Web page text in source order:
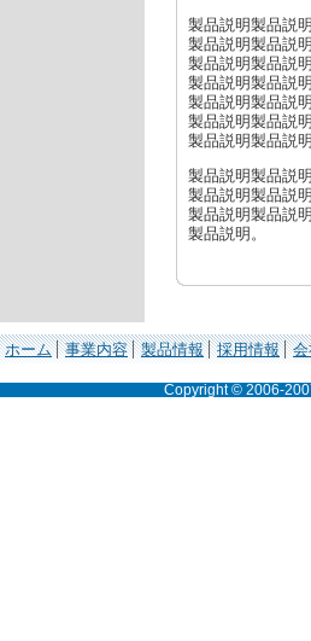
製品説明製品説
製品説明製品説
製品説明製品説
製品説明製品説
製品説明製品説
製品説明製品説
製品説明製品説
製品説明製品説
製品説明製品説
製品説明製品説
製品説明。
ホーム 事業内容 製品情報 採用情報
Copyright © 2006-